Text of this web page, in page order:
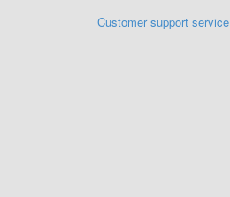
Customer support service